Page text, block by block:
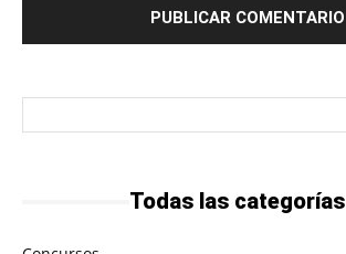
Todas las categorías